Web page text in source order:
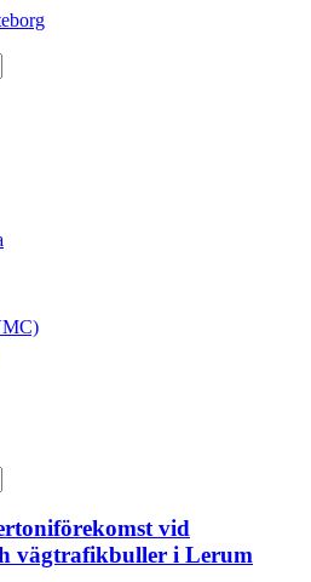
vid
vägtrafikbuller i Lerum